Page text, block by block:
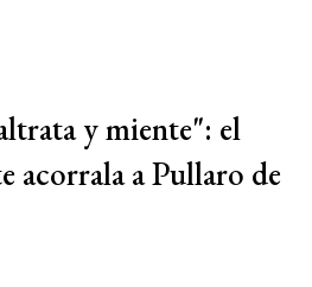
y miente": el
acorrala a Pullaro de